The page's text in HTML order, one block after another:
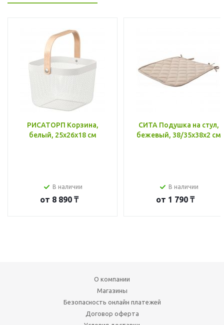
РИСАТОРП Корзина,
белый, 25x26x18 см
В наличии
от 8 890 ₸
СИТА Подушка на стул,
бежевый, 38/35x38x2 см
В наличии
от 1 790 ₸
О компании
Магазины
Безопасность онлайн платежей
Договор оферта